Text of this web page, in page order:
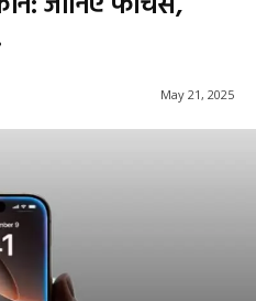
May 21, 2025